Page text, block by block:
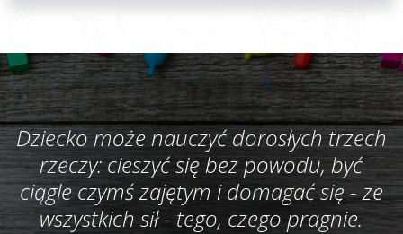
Dziecko może nauczyć dorosłych trzech
rzeczy: cieszyć się bez powodu, być
ciągle czymś zajętym i domagać się - ze
wszystkich sił - tego, czego pragnie.